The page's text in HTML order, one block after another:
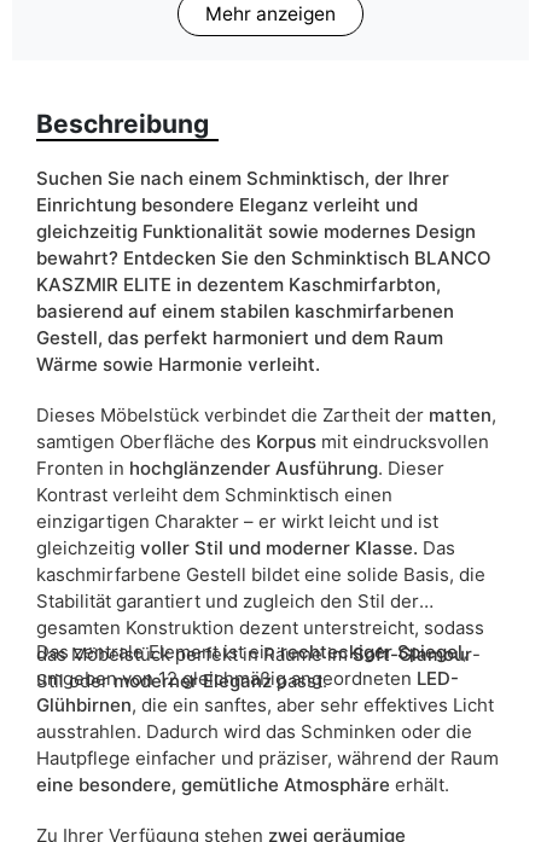
LED Beleuchtung Im Preis
Farbe
Schubladen ja
Breite 100
Spiegel ja
ean13 5905723988046
Liefertermin: 7 Werktage
Aufgrund des Produktionsprozesses und der
Materialeigenschaften sind Maßabweichungen von +/- 2–3 cm
möglich.
Mehr anzeigen
Beschreibung
Suchen Sie nach einem Schminktisch, der Ihrer
Einrichtung besondere Eleganz verleiht und
gleichzeitig Funktionalität sowie modernes Design
bewahrt? Entdecken Sie den Schminktisch BLANCO
KASZMIR ELITE in dezentem Kaschmirfarbton,
basierend auf einem stabilen kaschmirfarbenen
Gestell, das perfekt harmoniert und dem Raum
Wärme sowie Harmonie verleiht.
Dieses Möbelstück verbindet die Zartheit der matten,
samtigen Oberfläche des Korpus mit eindrucksvollen
Fronten in hochglänzender Ausführung. Dieser
Kontrast verleiht dem Schminktisch einen
einzigartigen Charakter – er wirkt leicht und ist
gleichzeitig voller Stil und moderner Klasse. Das
kaschmirfarbene Gestell bildet eine solide Basis, die
Stabilität garantiert und zugleich den Stil der
gesamten Konstruktion dezent unterstreicht, sodass
das Möbelstück perfekt in Räume imSoft-Glamour-
Stil odermoderner Eleganzpasst.
Das zentrale Element ist einrechteckiger Spiegel,
umgeben von 12 gleichmäßig angeordneten LED-
Glühbirnen, die ein sanftes, aber sehr effektives Licht
ausstrahlen. Dadurch wird das Schminken oder die
Hautpflege einfacher und präziser, während der Raum
eine besondere, gemütliche Atmosphäre erhält.
Zu Ihrer Verfügung stehen zwei geräumige